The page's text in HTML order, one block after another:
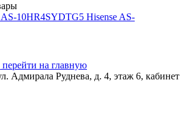
Hisense AS-
Адмирала Руднева, д. 4, этаж 6, кабинет